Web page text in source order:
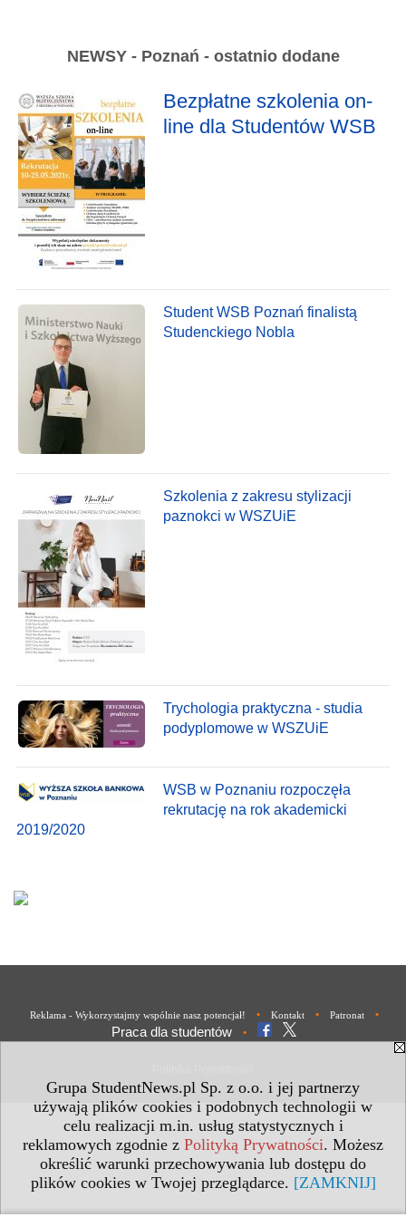
Grupa StudentNews.pl Sp. z o.o. i jej partnerzy
używają plików cookies i podobnych technologii w
celu realizacji m.in. usług statystycznych i
reklamowych zgodnie z Polityką Prywatności. Możesz
określić warunki przechowywania lub dostępu do
plików cookies w Twojej przeglądarce. [ZAMKNIJ]
NEWSY - Poznań - ostatnio dodane
Bezpłatne szkolenia on-
line dla Studentów WSB
Student WSB Poznań finalistą
Studenckiego Nobla
Szkolenia z zakresu stylizacji
paznokci w WSZUiE
Trychologia praktyczna - studia
podyplomowe w WSZUiE
WSB w Poznaniu rozpoczęła
rekrutację na rok akademicki
2019/2020
Reklama - Wykorzystajmy wspólnie nasz potencjał! • Kontakt • Patronat •
Praca dla studentów •